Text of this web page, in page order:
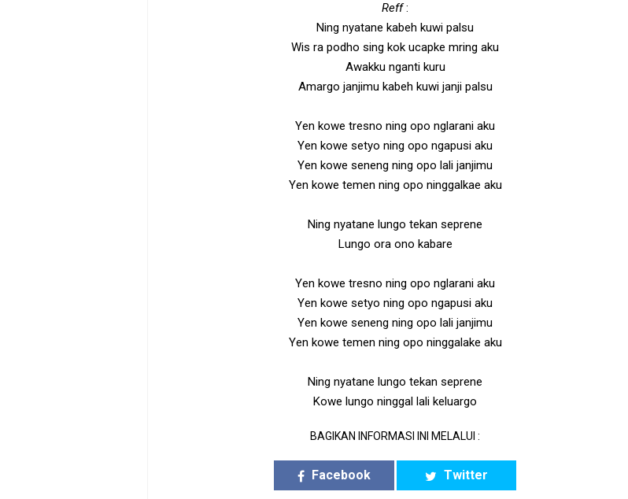
Reff:
Ning nyatane kabeh kuwi palsu
Wis ra podho sing kok ucapke mring aku
Awakku nganti kuru
Amargo janjimu kabeh kuwi janji palsu
Yen kowe tresno ning opo nglarani aku
Yen kowe setyo ning opo ngapusi aku
Yen kowe seneng ning opo lali janjimu
Yen kowe temen ning opo ninggalkae aku
Ning nyatane lungo tekan seprene
Lungo ora ono kabare
Yen kowe tresno ning opo nglarani aku
Yen kowe setyo ning opo ngapusi aku
Yen kowe seneng ning opo lali janjimu
Yen kowe temen ning opo ninggalake aku
Ning nyatane lungo tekan seprene
Kowe lungo ninggal lali keluargo
BAGIKAN INFORMASI INI MELALUI :
Facebook Twitter